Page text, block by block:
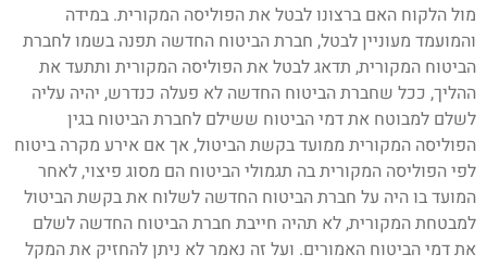
מול הלקוח האם ברצונו לבטל את הפוליסה המקורית. במידה
והמועמד מעוניין לבטל, חברת הביטוח החדשה תפנה בשמו לחברת
הביטוח המקורית, תדאג לבטל את הפוליסה המקורית ותתעד את
ההליך, ככל שחברת הביטוח החדשה לא פעלה כנדרש, יהיה עליה
לשלם למבוטח את דמי הביטוח ששילם לחברת הביטוח בגין
הפוליסה המקורית ממועד בקשת הביטול, אך אם אירע מקרה ביטוח
לפי הפוליסה המקורית בה תגמולי הביטוח הם מסוג פיצוי, לאחר
המועד בו היה על חברת הביטוח החדשה לשלוח את בקשת הביטול
למבטחת המקורית, לא תהיה חייבת חברת הביטוח החדשה לשלם
את דמי הביטוח האמורים. ועל זה נאמר לא ניתן להחזיק את המקל